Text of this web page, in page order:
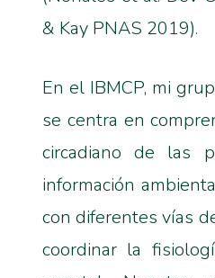
& Kay PNAS 2019).
En el IBMCP, mi
se centra en
circadiano de las
información
con diferentes vías
coordinar la